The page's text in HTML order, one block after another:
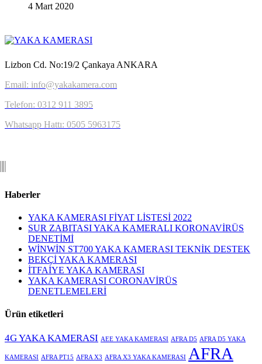
4 Mart 2020
Lizbon Cd. No:19/2 Çankaya ANKARA
Email: info@yakakamera.com
Telefon: 0312 911 3895
Whatsapp Hattı: 0505 5963175
Haberler
YAKA KAMERASI FİYAT LİSTESİ 2022
SUR ZABITASI YAKA KAMERALI KORONAVİRÜS
DENETİMİ
WİNWİN ST700 YAKA KAMERASI TEKNİK DESTEK
BEKÇİ YAKA KAMERASI
İTFAİYE YAKA KAMERASI
YAKA KAMERASI CORONAVİRÜS
DENETLEMELERİ
Ürün etiketleri
4G YAKA KAMERASI AEE YAKA KAMERASI AFRA D5 AFRA D5 YAKA
KAMERASI AFRA PT15 AFRA X3 AFRA X3 YAKA KAMERASI AFRA